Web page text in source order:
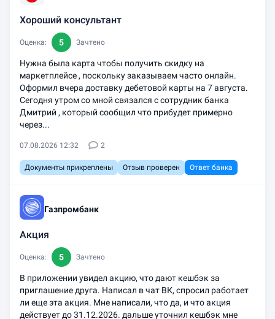
Хороший консультант
Оценка: 5 Зачтено
Нужна была карта чтобы получить скидку на
маркетплейсе , поскольку заказываем часто онлайн.
Оформил вчера доставку дебетовой карты на 7 августа.
Сегодня утром со мной связался с сотрудник банка
Дмитрий , который сообщил что прибудет примерно
через...
07.08.2026 12:32 2
Документы прикреплены Отзыв проверен Ответ банка
Акция
Газпромбанк
Оценка: 5 Зачтено
В приложении увидел акцию, что дают кешбэк за
приглашение друга. Написал в чат ВК, спросил работает
ли еще эта акция. Мне написали, что да, и что акция
действует до 31.12.2026. дальше уточнил кешбэк мне